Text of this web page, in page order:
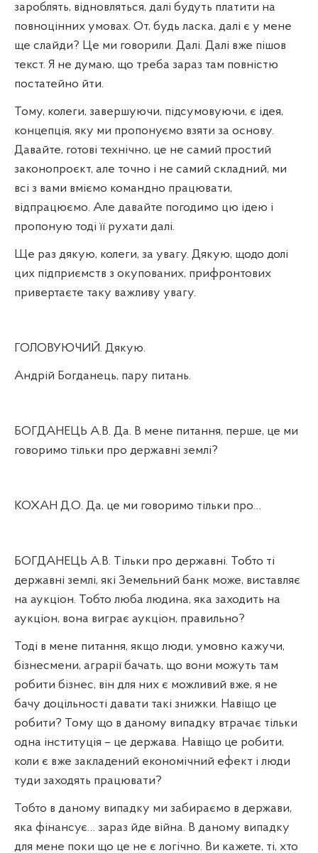
зароблять, відновляться, далі будуть платити на
повноцінних умовах. От, будь ласка, далі є у мене
ще слайди? Це ми говорили. Далі. Далі вже пішов
текст. Я не думаю, що треба зараз там повністю
постатейно йти.
Тому, колеги, завершуючи, підсумовуючи, є ідея,
концепція, яку ми пропонуємо взяти за основу.
Давайте, готові технічно, це не самий простий
законопроєкт, але точно і не самий складний, ми
всі з вами вміємо командно працювати,
відпрацюємо. Але давайте погодимо цю ідею і
пропоную тоді її рухати далі.
Ще раз дякую, колеги, за увагу. Дякую, щодо долі
цих підприємств з окупованих, прифронтових
привертаєте таку важливу увагу.
ГОЛОВУЮЧИЙ. Дякую.
Андрій Богданець, пару питань.
БОГДАНЕЦЬ А.В. Да. В мене питання, перше, це ми
говоримо тільки про державні землі?
КОХАН Д.О. Да, це ми говоримо тільки про…
БОГДАНЕЦЬ А.В. Тільки про державні. Тобто ті
державні землі, які Земельний банк може, виставляє
на аукціон. Тобто люба людина, яка заходить на
аукціон, вона виграє аукціон, правильно?
Тоді в мене питання, якщо люди, умовно кажучи,
бізнесмени, аграрії бачать, що вони можуть там
робити бізнес, він для них є можливий вже, я не
бачу доцільності давати такі знижки. Навіщо це
робити? Тому що в даному випадку втрачає тільки
одна інституція – це держава. Навіщо це робити,
коли є вже закладений економічний ефект і люди
туди заходять працювати?
Тобто в даному випадку ми забираємо в держави,
яка фінансує… зараз йде війна. В даному випадку
для мене поки що це не є логічно. Ви кажете, ті, хто